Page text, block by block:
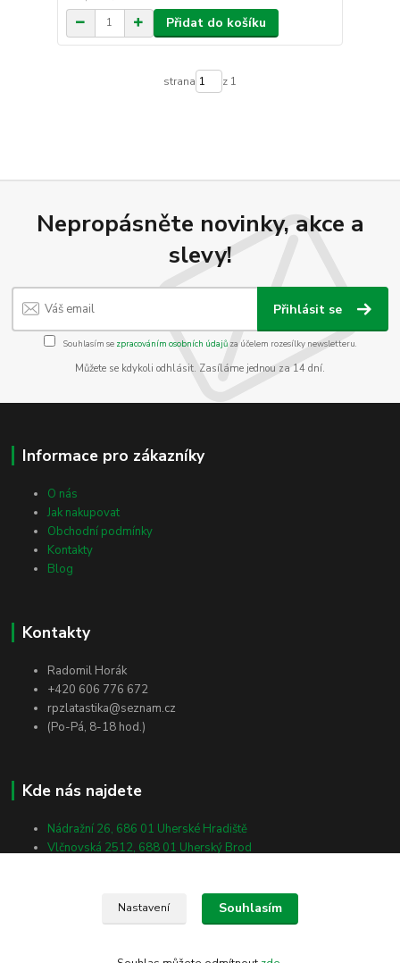
Přidat do košíku
strana z 1
Nepropásněte novinky, akce a
slevy!
Přihlásit se
Souhlasím se zpracováním osobních údajůza účelem rozesílky newsletteru.
Můžete se kdykoli odhlásit. Zasíláme jednou za 14 dní.
Informace pro zákazníky
O nás
Jak nakupovat
Obchodní podmínky
Kontakty
Blog
Kontakty
Radomil Horák
+420 606 776 672
rpzlatastika@seznam.cz
(Po-Pá, 8-18 hod.)
Kde nás najdete
Nádražní 26, 686 01 Uherské Hradiště
Vlčnovská 2512, 688 01 Uherský Brod
Nastavení Souhlasím